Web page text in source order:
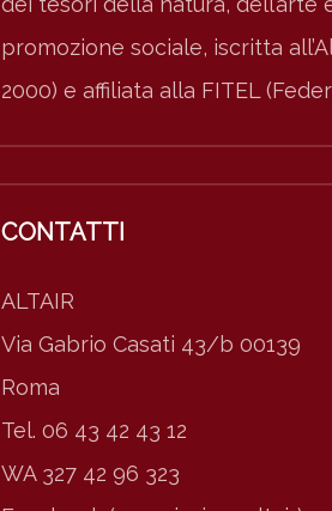
promozione sociale, iscritta
2000) e affiliata alla FITEL
CONTATTI
ALTAIR
Via Gabrio Casati 43/b 00139
Roma
Tel. 06 43 42 43 12
WA 327 42 96 323